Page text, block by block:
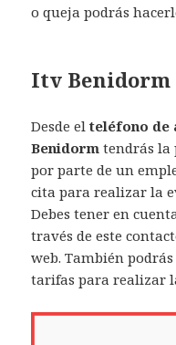
o queja podrás
Itv
Desde elteléfono de
Benidormtendrás la
por parte de un
cita para realizar la
Debes tener en
través de este
web. También
tarifas para realizar